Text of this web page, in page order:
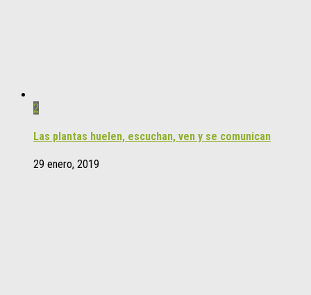
2
Las plantas huelen, escuchan, ven y se comunican
29 enero, 2019